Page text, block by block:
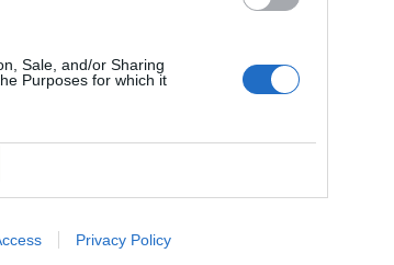
Sale, and/or Sharing
Purposes for which it
Privacy Policy
kezd Románia
férfi felnőtt válogatott az
első tornáját